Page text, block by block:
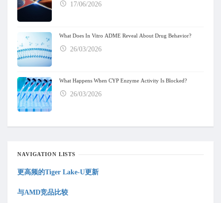
17/06/2026
What Does In Vitro ADME Reveal About Drug Behavior?
26/03/2026
What Happens When CYP Enzyme Activity Is Blocked?
26/03/2026
NAVIGATION LISTS
更高频的Tiger Lake-U更新
与AMD竞品 比较